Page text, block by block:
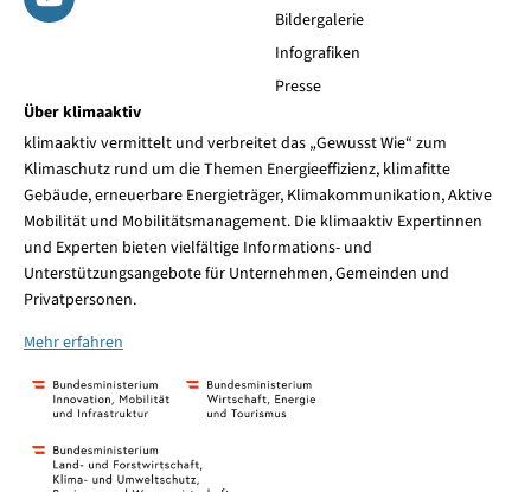
Bildergalerie
Infografiken
Presse
Über klimaaktiv
klimaaktiv vermittelt und verbreitet das „Gewusst Wie“ zum
Klimaschutz rund um die Themen Energieeffizienz, klimafitte
Gebäude, erneuerbare Energieträger, Klimakommunikation, Aktive
Mobilität und Mobilitätsmanagement. Die klimaaktiv Expertinnen
und Experten bieten vielfältige Informations- und
Unterstützungsangebote für Unternehmen, Gemeinden und
Privatpersonen.
Mehr erfahren